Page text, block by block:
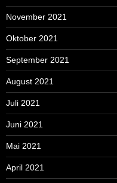
November 2021
Oktober 2021
September 2021
August 2021
Juli 2021
Juni 2021
Mai 2021
April 2021